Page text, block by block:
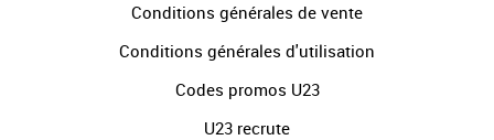
Conditions générales de vente
Conditions générales d'utilisation
Codes promos U23
U23 recrute